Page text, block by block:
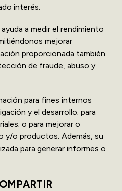
interés.
a medir el rendimiento
mejorar
proporcionada también
de fraude, abuso y
para fines internos
y el desarrollo; para
o para mejorar o
y/o productos. Además, su
para generar informes o